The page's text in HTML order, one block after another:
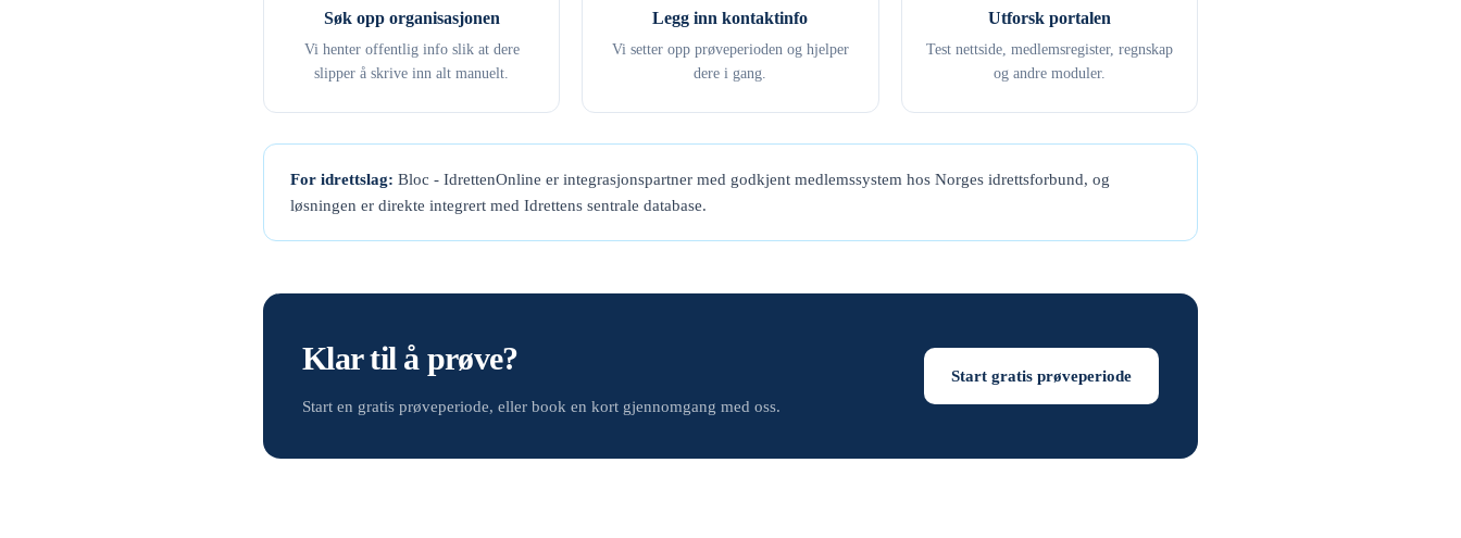
Søk opp organisasjonen
Vi henter offentlig info slik at dere
slipper å skrive inn alt manuelt.
Legg inn kontaktinfo
Vi setter opp prøveperioden og hjelper
dere i gang.
Utforsk portalen
Test nettside, medlemsregister, regnskap
og andre moduler.
For idrettslag: Bloc - IdrettenOnline er integrasjonspartner med godkjent medlemssystem hos Norges idrettsforbund, og
løsningen er direkte integrert med Idrettens sentrale database.
Klar til å prøve?
Start en gratis prøveperiode, eller book en kort gjennomgang med oss.
Start gratis prøveperiode